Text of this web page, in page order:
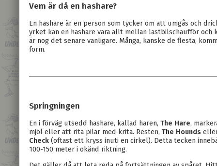
Vem är då en hashare?
En hashare är en person som tycker om att umgås och
yrket kan en hashare vara allt mellan lastbilschaufför
är nog det senare vanligare. Många, kanske de flesta,
form.
Springningen
En i förväg utsedd hashare, kallad haren, The Hare,
mjöl eller att rita pilar med krita. Resten, The Hounds
Check (oftast ett kryss inuti en cirkel). Detta tecken
100-150 meter i okänd riktning.